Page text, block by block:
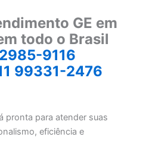
GE em
todo o Brasil
9116
99331-2476
pronta para atender suas
eficiência e